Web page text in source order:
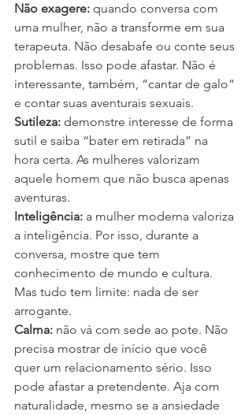
Não exagere: quando conversa com
uma mulher, não a transforme em sua
terapeuta. Não desabafe ou conte seus
problemas. Isso pode afastar. Não é
interessante, também, “cantar de galo”
e contar suas aventurais sexuais.
Sutileza: demonstre interesse de forma
sutil e saiba “bater em retirada” na
hora certa. As mulheres valorizam
aquele homem que não busca apenas
aventuras.
Inteligência: a mulher moderna valoriza
a inteligência. Por isso, durante a
conversa, mostre que tem
conhecimento de mundo e cultura.
Mas tudo tem limite: nada de ser
arrogante.
Calma: não vá com sede ao pote. Não
precisa mostrar de início que você
quer um relacionamento sério. Isso
pode afastar a pretendente. Aja com
naturalidade, mesmo se a ansiedade